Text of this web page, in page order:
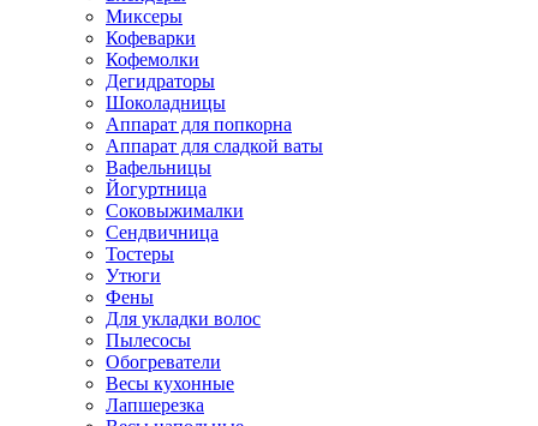
Миксеры
Кофеварки
Кофемолки
Дегидраторы
Шоколадницы
Аппарат для попкорна
Аппарат для сладкой ваты
Вафельницы
Йогуртница
Соковыжималки
Сендвичница
Тостеры
Утюги
Фены
Для укладки волос
Пылесосы
Обогреватели
Весы кухонные
Лапшерезка